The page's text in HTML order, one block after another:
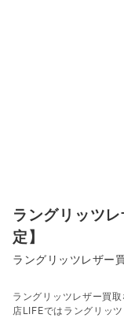
ラングリッツ
定】
ラングリッツレザー
ラングリッツレザー買
店LIFEではラングリッ